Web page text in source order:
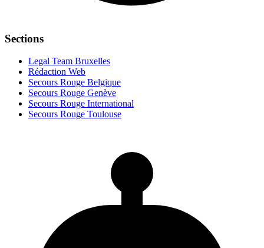
Sections
Legal Team Bruxelles
Rédaction Web
Secours Rouge Belgique
Secours Rouge Genève
Secours Rouge International
Secours Rouge Toulouse